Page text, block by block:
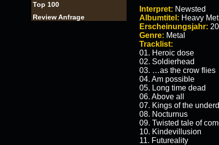
Top 100
Review Anfrage
Interpret: Newsted
Albumtitel: Heavy
Erscheinungsjahr:
Genre: Metal
Tracklist:
01. Heroic dose
02. Soldierhead
03. …as the crow flies
04. Am possible
05. Long time dead
06. Above all
07. Kings of the
08. Nocturnus
09. Twisted tale of
10. Kindevillusion
11. Futureality